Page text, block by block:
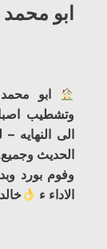
ابو محمد
ابو
وتشطيب
الى النهايه
الحديث
وفوم بورد
الاداء ء